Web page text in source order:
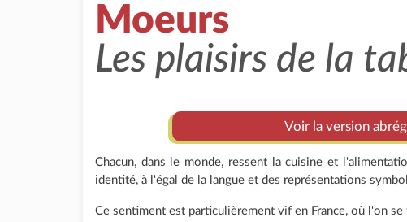
Moeurs
Les plaisirs de la
Voir la version
Chacun, dans le monde, ressent la cuisine et
identité, à l'égal de la langue et des représentations
Ce sentiment est particulièrement vif en France, où l'on